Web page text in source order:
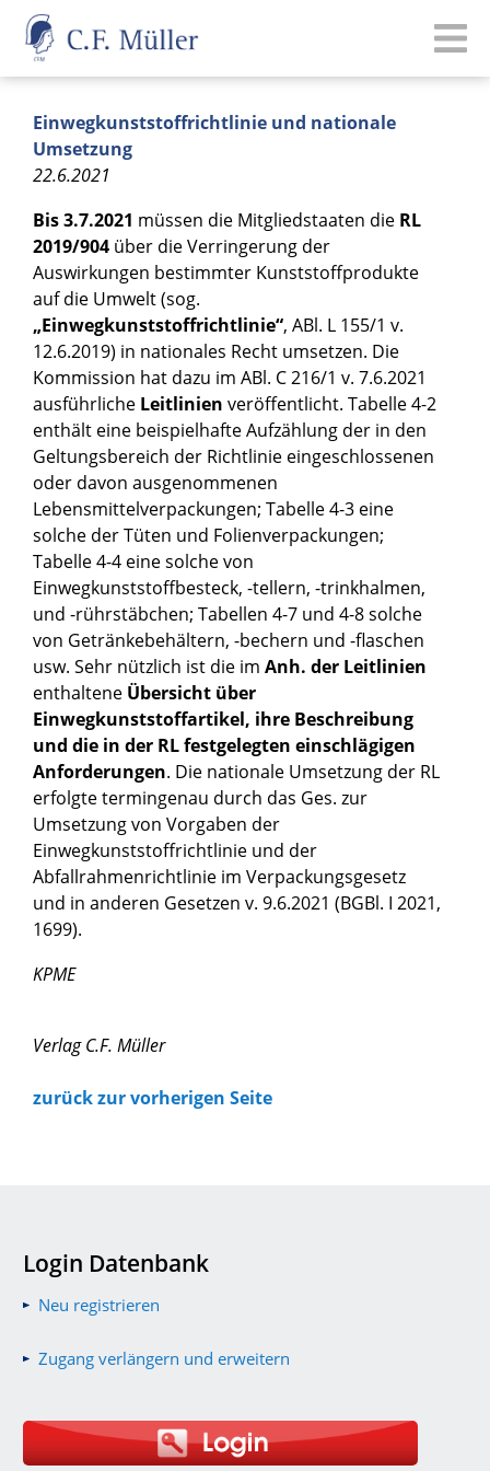
Einwegkunststoffrichtlinie und nationale
Umsetzung
22.6.2021
Bis 3.7.2021 müssen die Mitgliedstaaten die RL
2019/904 über die Verringerung der
Auswirkungen bestimmter Kunststoffprodukte
auf die Umwelt (sog.
„Einwegkunststoffrichtlinie“, ABl. L 155/1 v.
12.6.2019) in nationales Recht umsetzen. Die
Kommission hat dazu im ABl. C 216/1 v. 7.6.2021
ausführliche Leitlinien veröffentlicht. Tabelle 4-2
enthält eine beispielhafte Aufzählung der in den
Geltungsbereich der Richtlinie eingeschlossenen
oder davon ausgenommenen
Lebensmittelverpackungen; Tabelle 4-3 eine
solche der Tüten und Folienverpackungen;
Tabelle 4-4 eine solche von
Einwegkunststoffbesteck, -tellern, -trinkhalmen,
und -rührstäbchen; Tabellen 4-7 und 4-8 solche
von Getränkebehältern, -bechern und -flaschen
usw. Sehr nützlich ist die im Anh. der Leitlinien
enthaltene Übersicht über
Einwegkunststoffartikel, ihre Beschreibung
und die in der RL festgelegten einschlägigen
Anforderungen. Die nationale Umsetzung der RL
erfolgte termingenau durch das Ges. zur
Umsetzung von Vorgaben der
Einwegkunststoffrichtlinie und der
Abfallrahmenrichtlinie im Verpackungsgesetz
und in anderen Gesetzen v. 9.6.2021 (BGBl. I 2021,
1699).
KPME
Verlag C.F. Müller
zurück zur vorherigen Seite
Login Datenbank
Neu registrieren
Zugang verlängern und erweitern